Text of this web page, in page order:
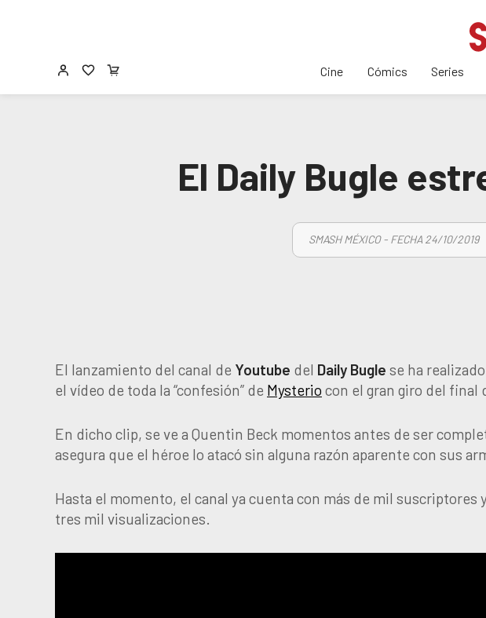
Cine Cómics Series
El Daily Bugle
SMASH MÉXICO - FECHA 24/10/2019
El lanzamiento del canal de Youtube del Daily Bugle se ha
el vídeo de toda la “confesión” de Mysterio con el gran giro del final
En dicho clip, se ve a Quentin Beck momentos antes de ser
asegura que el héroe lo atacó sin alguna razón aparente con sus
Hasta el momento, el canal ya cuenta con más de mil suscriptores
tres mil visualizaciones.